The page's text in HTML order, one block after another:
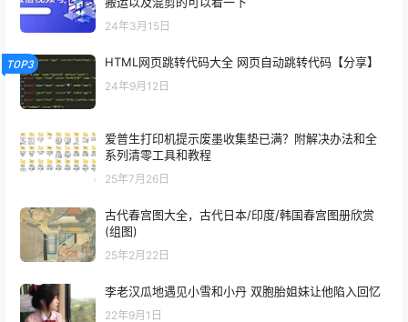
24年3月15日
TOP3 HTML网页跳转代码大全 网页自动跳转代码【分享】
24年9月12日
爱普生打印机提示废墨收集垫已满？附解决办法和全
系列清零工具和教程
25年7月26日
古代春宫图大全，古代日本/印度/韩国春宫图册欣赏
(组图)
25年2月22日
李老汉瓜地遇见小雪和小丹 双胞胎姐妹让他陷入回忆
22年9月1日